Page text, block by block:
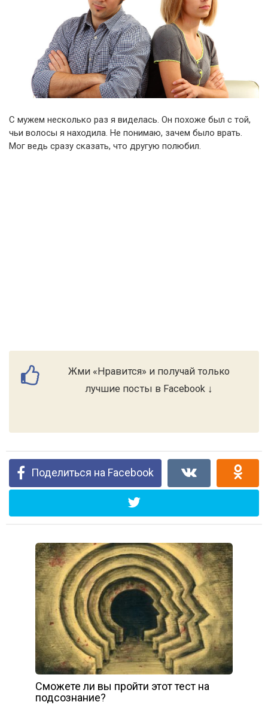
С мужем несколько раз я виделась. Он похоже был с той,
чьи волосы я находила. Не понимаю, зачем было врать.
Мог ведь сразу сказать, что другую полюбил.
Жми «Нравится» и получай только
лучшие посты в Facebook ↓
Поделиться на Facebook
Сможете ли вы пройти этот тест на
подсознание?